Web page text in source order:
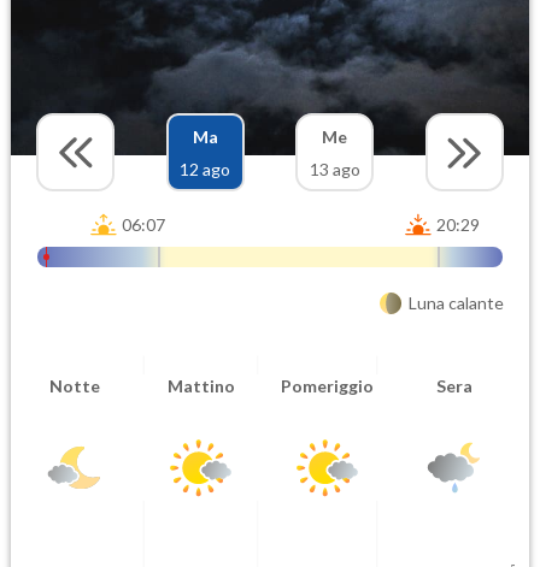
Ma
12 ago
Me
13 ago
06:07 20:29
Luna calante
Notte Mattino Pomeriggio Sera